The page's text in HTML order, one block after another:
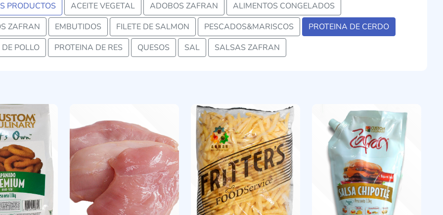
PRODUCTOS ACEITE VEGETAL ADOBOS ZAFRAN
ALIMENTOS CONGELADOS
ZAFRAN
EMBUTIDOS FILETE DE SALMON PESCADOS&MARISCOS
PROTEINA DE CERDO
POLLO
PROTEINA DE RES QUESOS SAL SALSAS ZAFRAN